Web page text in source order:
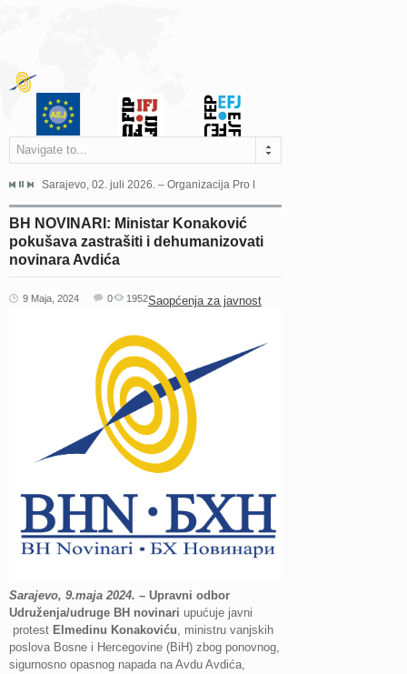
Navigate to...
Grada Sarajeva povodom Dana Sarajeva dugogodišnjoj...
Sarajevo, 02. juli 2026. – Organizacija Pro Educa juče je uspješno
BH NOVINARI: Ministar Konaković
pokušava zastrašiti i dehumanizovati
novinara Avdića
9 Maja, 2024 Saopćenja za javnost
0 1952
Sarajevo, 9.maja 2024. – Upravni odbor
Udruženja/udruge BH novinari upućuje javni
protest Elmedinu Konakoviću, ministru vanjskih
poslova Bosne i Hercegovine (BiH) zbog ponovnog,
sigurnosno opasnog napada na Avdu Avdića,